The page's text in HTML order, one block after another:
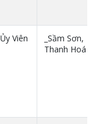
Ủy Viên
_Sầm Sơn,
Thanh Hoá